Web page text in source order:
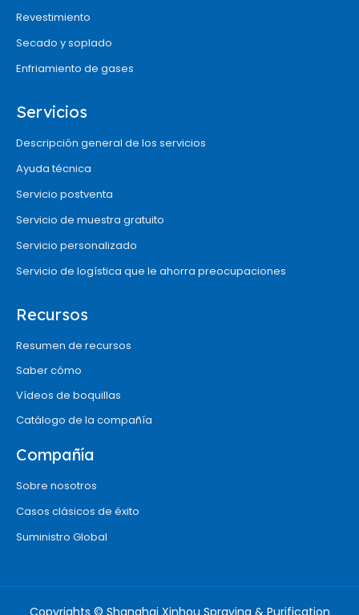
Revestimiento
Secado y soplado
Enfriamiento de gases
Servicios
Descripción general de los servicios
Ayuda técnica
Servicio postventa
Servicio de muestra gratuito
Servicio personalizado
Servicio de logística que le ahorra preocupaciones
Recursos
Resumen de recursos
Saber cómo
Vídeos de boquillas
Catálogo de la compañía
Compañía
Sobre nosotros
Casos clásicos de éxito
Suministro Global
Copyrights © Shanghai Xinhou Spraying & Purification